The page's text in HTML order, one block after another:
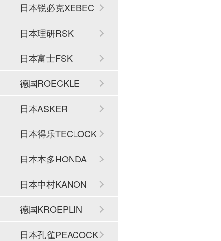
日本锐必克XEBEC
日本理研RSK
日本富士FSK
德国ROECKLE
日本ASKER
日本得乐TECLOCK
日本本多HONDA
日本中村KANON
德国KROEPLIN
日本孔雀PEACOCK